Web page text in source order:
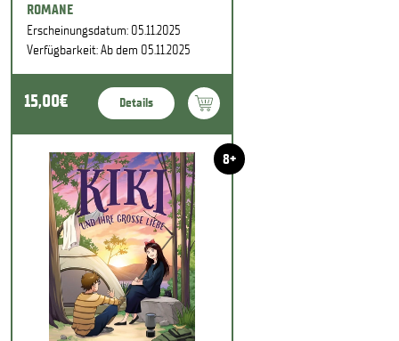
ROMANE
Erscheinungsdatum: 05.11.2025
Verfügbarkeit: Ab dem 05.11.2025
15,00€ Details
8+